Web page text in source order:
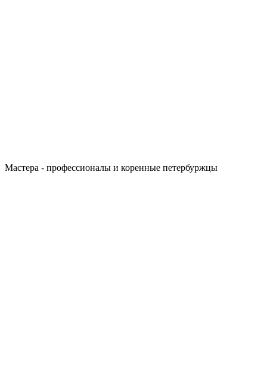
Мастера - профессионалы и коренные петербуржцы